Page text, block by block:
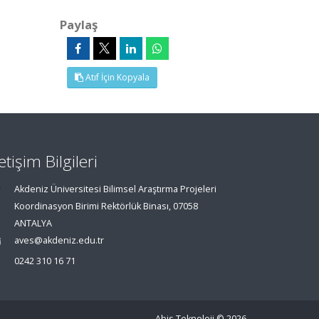
Paylaş
Atıf İçin Kopyala
Bilgileri
Akdeniz Üniversitesi Bilimsel Araştırma Projeleri
Koordinasyon Birimi Rektörlük Binası, 07058
ANTALYA
aves@akdeniz.edu.tr
0242 310 16 71